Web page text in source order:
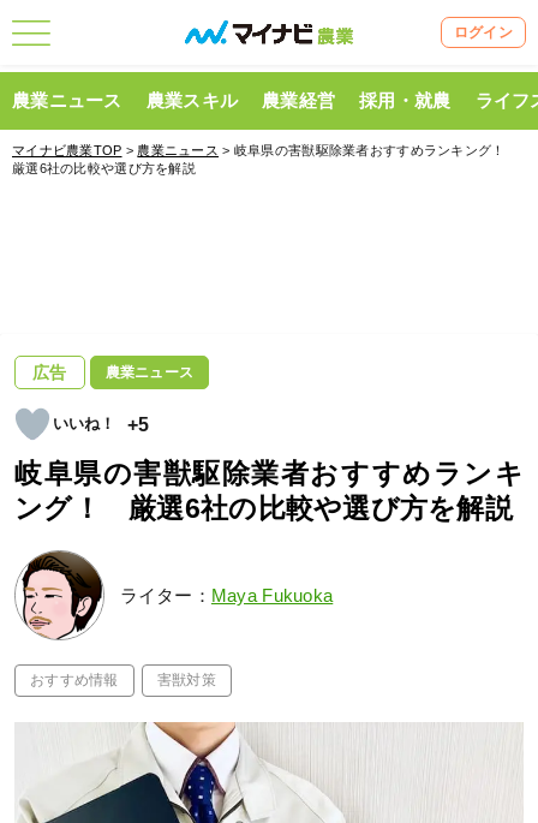
ログイン
農業ニュース 農業スキル 農業経営 採用・就農 ライフ
マイナビ農業TOP > 農業ニュース > 岐阜県の害獣駆除業者おすすめランキング！
厳選6社の比較や選び方を解説
広告 農業ニュース
+5
岐阜県の害獣駆除業者おすすめランキ
ング！ 厳選6社の比較や選び方を解説
ライター： Maya Fukuoka
おすすめ情報 害獣対策